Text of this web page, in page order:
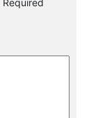
Required